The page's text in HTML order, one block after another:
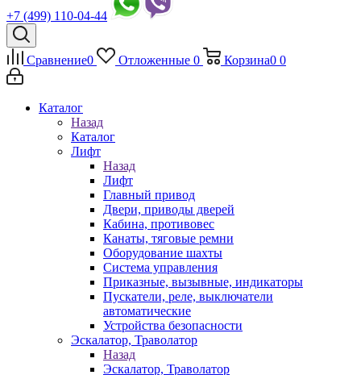
+7 (499) 110-04-44
Сравнение0 Отложенные 0 Корзина0 0
Каталог
Назад
Каталог
Лифт
Назад
Лифт
Главный привод
Двери, приводы дверей
Кабина, противовес
Канаты, тяговые ремни
Оборудование шахты
Система управления
Приказные, вызывные, индикаторы
Пускатели, реле, выключатели
автоматические
Устройства безопасности
Эскалатор, Траволатор
Назад
Эскалатор, Траволатор